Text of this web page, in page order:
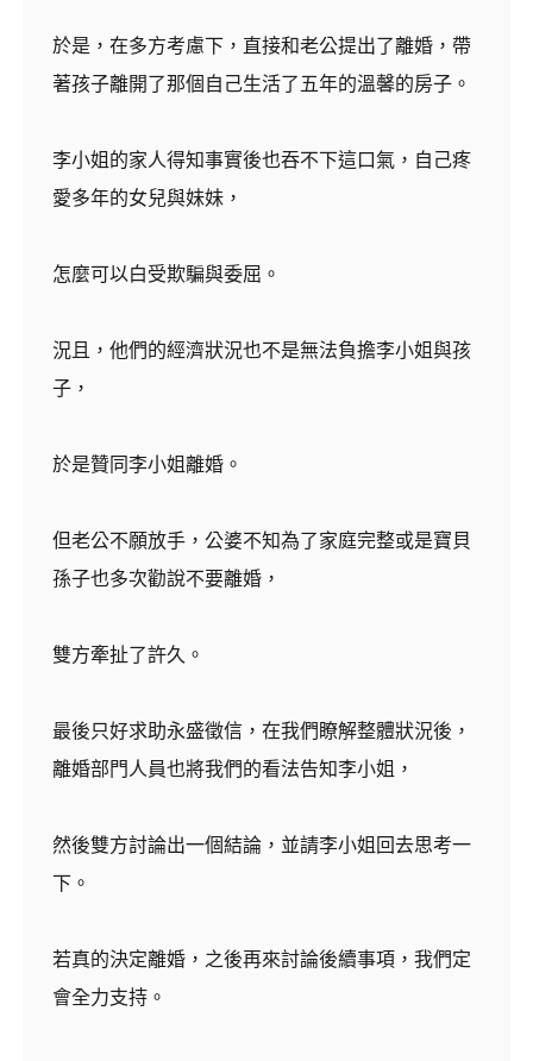
於是，在多方考慮下，直接和老公提出了離婚，帶
著孩子離開了那個自己生活了五年的溫馨的房子。
李小姐的家人得知事實後也吞不下這口氣，自己疼
愛多年的女兒與妹妹，
怎麼可以白受欺騙與委屈。
況且，他們的經濟狀況也不是無法負擔李小姐與孩
子，
於是贊同李小姐離婚。
但老公不願放手，公婆不知為了家庭完整或是寶貝
孫子也多次勸說不要離婚，
雙方牽扯了許久。
最後只好求助永盛徵信，在我們瞭解整體狀況後，
離婚部門人員也將我們的看法告知李小姐，
然後雙方討論出一個結論，並請李小姐回去思考一
下。
若真的決定離婚，之後再來討論後續事項，我們定
會全力支持。